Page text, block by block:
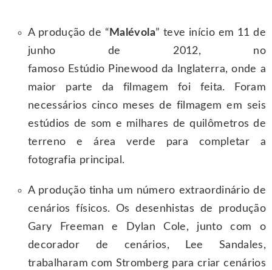
A produção de “ Malévola” teve início em 11 de
junho de 2012, no
famoso Estúdio Pinewood da Inglaterra, onde a
maior parte da filmagem foi feita. Foram
necessários cinco meses de filmagem em seis
estúdios de som e milhares de quilômetros de
terreno e área verde para completar a
fotografia principal.
A produção tinha um número extraordinário de
cenários físicos. Os desenhistas de produção
Gary Freeman e Dylan Cole, junto com o
decorador de cenários, Lee Sandales,
trabalharam com Stromberg para criar cenários